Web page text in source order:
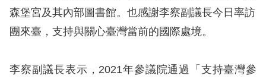
陳
情
訴
森堡宮及其內部圖書館。也感謝李察副議長今日率訪
團來臺，支持與關心臺灣當前的國際處境。
李察副議長表示，2021年參議院通過「支持臺灣參